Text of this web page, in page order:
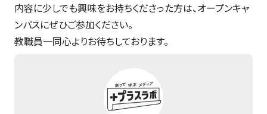
内容に少しでも興味をお持ちくださった方は、オープンキャ
ンパスにぜひご参加ください。
教職員一同心よりお待ちしております。